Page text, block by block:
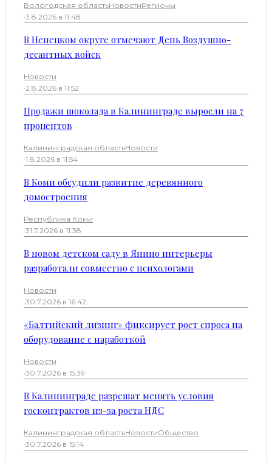
Вологодская областьНовостиРегионы
·3.8.2026 в 11:48
В Ненецком округе отмечают День Воздушно-
десантных войск
Новости
·2.8.2026 в 11:52
Продажи шоколада в Калининграде выросли на 7
процентов
Калининградская областьНовости
·1.8.2026 в 11:54
В Коми обсудили развитие деревянного
домостроения
Республика Коми
·31.7.2026 в 11:38
В новом детском саду в Янино интерьеры
разработали совместно с психологами
Новости
·30.7.2026 в 16:42
«Балтийский лизинг» фиксирует рост спроса на
оборудование с наработкой
Новости
·30.7.2026 в 15:39
В Калининграде разрешат менять условия
госконтрактов из-за роста НДС
Калининградская областьНовостиОбщество
·30.7.2026 в 15:14